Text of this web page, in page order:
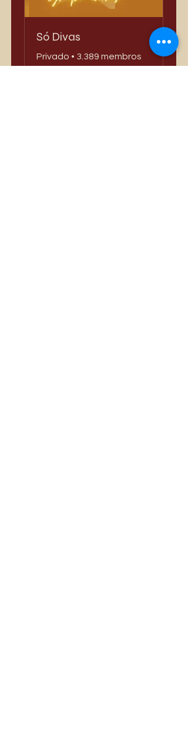
Só Divas
Privado • 3.389 membros